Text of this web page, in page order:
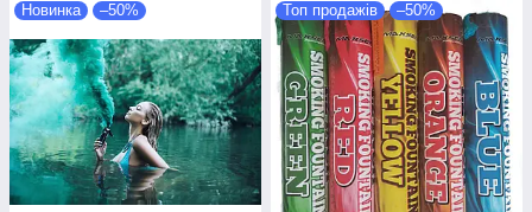
Новинка –50% Топ продажів –50%